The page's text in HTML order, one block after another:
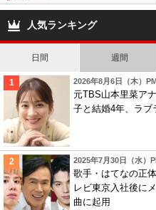
中で一番稼いでいるのは
誰!?
人気ランキング
日間 週間
2026年8月6日（木）
元TBS山本里菜ア
子と結婚4年、ラ
2025年7月30日（水）
歌手・はてなの正
レビ東京入社後に
曲に起用